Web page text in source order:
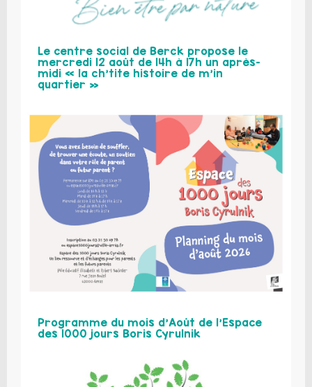
Le centre social de Berck propose le
mercredi 12 août de 14h à 17h un après-
midi « la ch’tite histoire de m’in
quartier »
Programme du mois d’Août de l’Espace
des 1000 jours Boris Cyrulnik